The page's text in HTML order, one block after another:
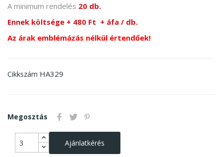
A minimum rendelés 20 db.
Ennek költsége + 480 Ft + áfa / db.
Az árak emblémázás nélkül értendőek!
Cikkszám HA329
Megosztás
Ajánlatkérés